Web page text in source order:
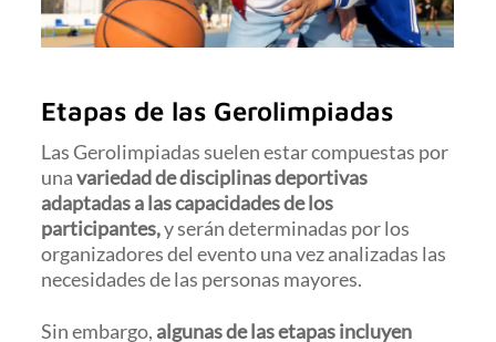
Etapas de las Gerolimpiadas
Las Gerolimpiadas suelen estar compuestas por
unavariedad de disciplinas deportivas
adaptadas a las capacidades de los
participantes,y serán determinadas por los
organizadores del evento una vez analizadas las
necesidades de las personas mayores.
Sin embargo, algunas de las etapas incluyen